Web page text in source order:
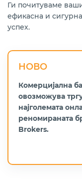
Старателски
Банка - чувар на
Ги почитуваме
ефикасна и
успех.
НОВО
Комерцијална
овозможува
најголемата
реномираната
Brokers.